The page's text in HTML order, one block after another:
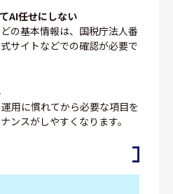
AI任せにしない
の基本情報は、国税庁法人番
サイトなどでの確認が必要で
用に慣れてから必要な項目を
ンスがしやすくなります。